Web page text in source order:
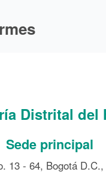
Distrital del
Sede principal
13 - 64, Bogotá